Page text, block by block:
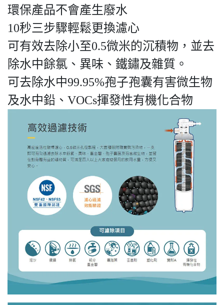
環保產品不會產生廢水
10秒三步驟輕鬆更換濾心
可有效去除小至0.5微米的沉積物，並去
除水中餘氯、異味、鐵鏽及雜質。
可去除水中99.95%孢子孢囊有害微生物
及水中鉛、VOCs揮發性有機化合物